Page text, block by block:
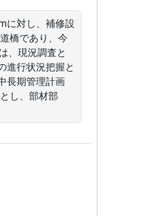
に対し、補修設
橋であり、今
、現況調査と
進行状況把握と
長期管理計画
し、部材部